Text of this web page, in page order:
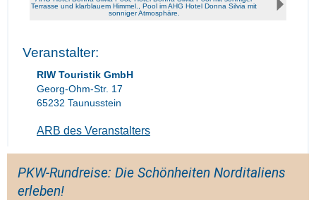
Terrasse und klarblauem Himmel., Pool im AHG Hotel Donna Silvia mit
sonniger Atmosphäre.
Veranstalter:
RIW Touristik GmbH
Georg-Ohm-Str. 17
65232 Taunusstein
ARB des Veranstalters
PKW-Rundreise: Die Schönheiten Norditaliens
erleben!